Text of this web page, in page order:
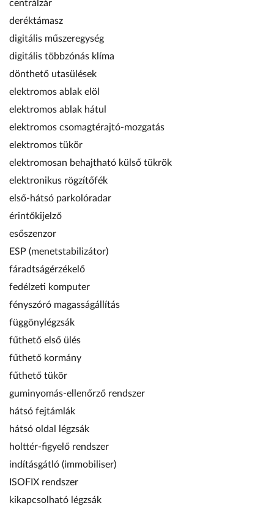
centrálzár
deréktámasz
digitális műszeregység
digitális többzónás klíma
dönthető utasülések
elektromos ablak elöl
elektromos ablak hátul
elektromos csomagtérajtó-mozgatás
elektromos tükör
elektromosan behajtható külső tükrök
elektronikus rögzítőfék
első-hátsó parkolóradar
érintőkijelző
esőszenzor
ESP (menetstabilizátor)
fáradtságérzékelő
fedélzeti komputer
fényszóró magasságállítás
függönylégzsák
fűthető első ülés
fűthető kormány
fűthető tükör
guminyomás-ellenőrző rendszer
hátsó fejtámlák
hátsó oldal légzsák
holttér-figyelő rendszer
indításgátló (immobiliser)
ISOFIX rendszer
kikapcsolható légzsák